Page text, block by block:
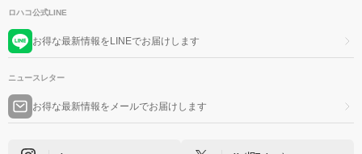
ロハコ公式LINE
お得な最新情報をLINEでお届けします
ニュースレター
お得な最新情報をメールでお届けします